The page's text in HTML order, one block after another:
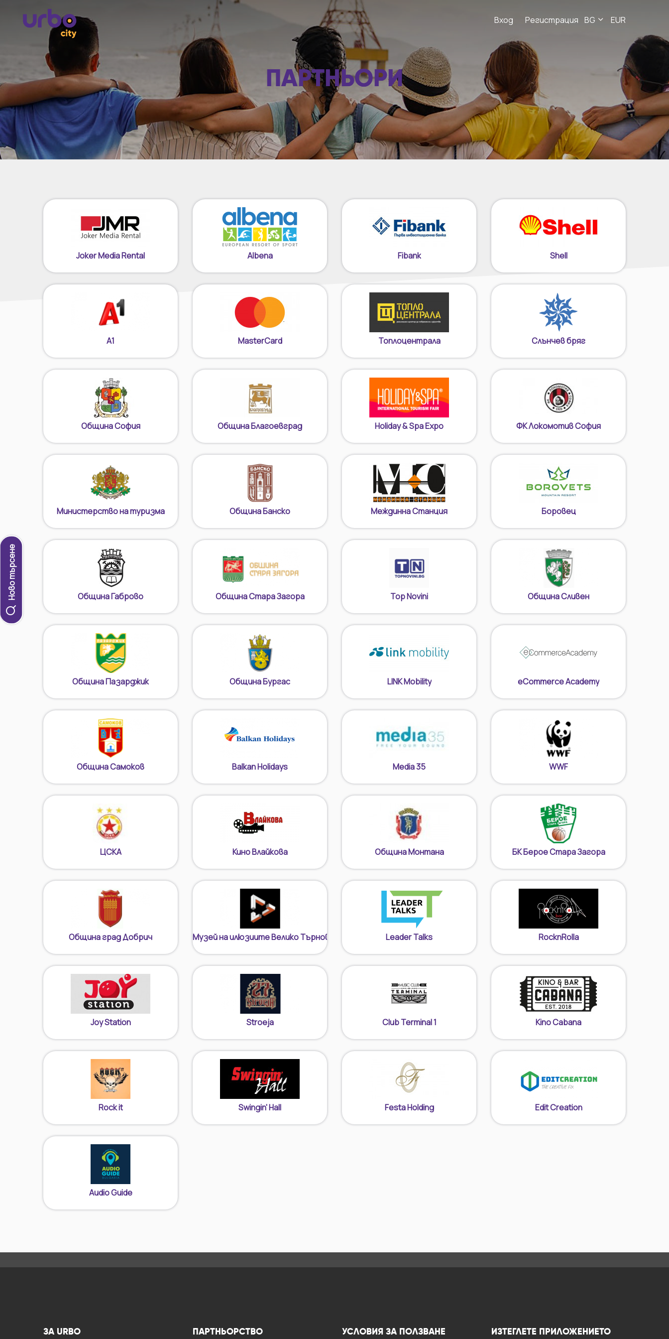
Вход Регистрация BG EUR
Ново търсене
ПАРТНЬОРИ
Joker Media Rental Albena Fibank Shell
А1 MasterCard Топлоцентрала Слънчев бряг
Община София Община Благоевград Holiday & Spa Expo ФК Локомотив София
Министерство на туризма Община Банско Междинна Станция Боровец
Община Габрово Община Стара Загора Top Novini Община Сливен
Община Пазарджик Община Бургас LINK Mobility eCommerce Academy
Община Самоков Balkan Holidays Media 35 WWF
ЦСКА Кино Влайкова Община Монтана БК Берое Стара Загора
Община град Добрич Музей на илюзиите Велико Търново Leader Talks RocknRolla
Joy Station Stroeja Club Terminal 1 Kino Cabana
Rock it Swingin' Hall Festa Holding Edit Creation
Audio Guide
ЗА URBO ПАРТНЬОРСТВО УСЛОВИЯ ЗА ПОЛЗВАНЕ ИЗТЕГЛЕТЕ ПРИЛОЖЕНИЕТО